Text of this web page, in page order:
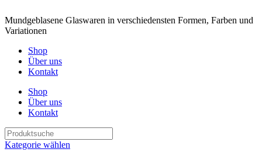
Mundgeblasene Glaswaren in verschiedensten Formen, Farben und
Variationen
Shop
Über uns
Kontakt
Shop
Über uns
Kontakt
Kategorie wählen